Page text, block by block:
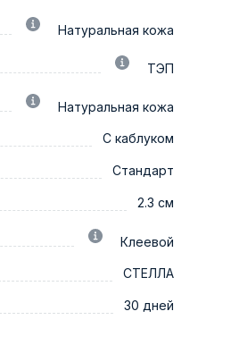
Натуральная кожа
ТЭП
Натуральная кожа
С каблуком
Стандарт
2.3 см
Клеевой
СТЕЛЛА
30 дней